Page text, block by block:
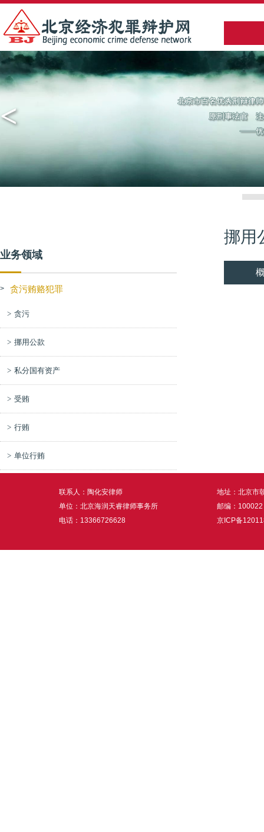
<
业务领域
> 贪污贿赂犯罪
贪污
挪用公款
私分国有资产
受贿
行贿
单位行贿
挪用
联系人：陶化安律师
单位：北京海润天睿律师事务所
电话：13366726628
地址：北京市
邮编：100022
京ICP备